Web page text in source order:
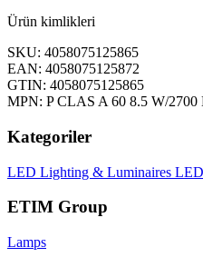
Ürün kimlikleri
SKU: 4058075125865
EAN: 4058075125872
GTIN: 4058075125865
MPN: P CLAS A 60 8.5 W/2700
Kategoriler
LED Lighting & Luminaires
ETIM Group
Lamps